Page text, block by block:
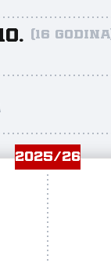
(16 godina)
2025/26